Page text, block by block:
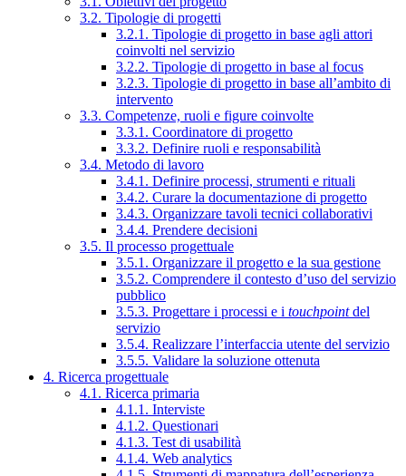
3.2. Tipologie di progetti
3.2.1. Tipologie di progetto in base agli attori
coinvolti nel servizio
3.2.2. Tipologie di progetto in base al focus
3.2.3. Tipologie di progetto in base all’ambito di
intervento
3.3. Competenze, ruoli e figure coinvolte
3.3.1. Coordinatore di progetto
3.3.2. Definire ruoli e responsabilità
3.4. Metodo di lavoro
3.4.1. Definire processi, strumenti e rituali
3.4.2. Curare la documentazione di progetto
3.4.3. Organizzare tavoli tecnici collaborativi
3.4.4. Prendere decisioni
3.5. Il processo progettuale
3.5.1. Organizzare il progetto e la sua gestione
3.5.2. Comprendere il contesto d’uso del servizio
pubblico
3.5.3. Progettare i processi e i touchpointdel
servizio
3.5.4. Realizzare l’interfaccia utente del servizio
3.5.5. Validare la soluzione ottenuta
4. Ricerca progettuale
4.1. Ricerca primaria
4.1.1. Interviste
4.1.2. Questionari
4.1.3. Test di usabilità
4.1.4. Web analytics